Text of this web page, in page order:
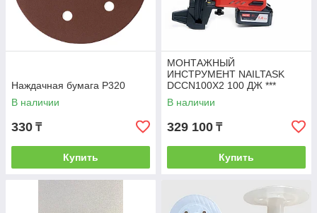
Наждачная бумага Р320
В наличии
330 ₸
Купить
МОНТАЖНЫЙ
ИНСТРУМЕНТ NAILTASK
DCCN100X2 100 ДЖ ***
В наличии
329 100 ₸
Купить